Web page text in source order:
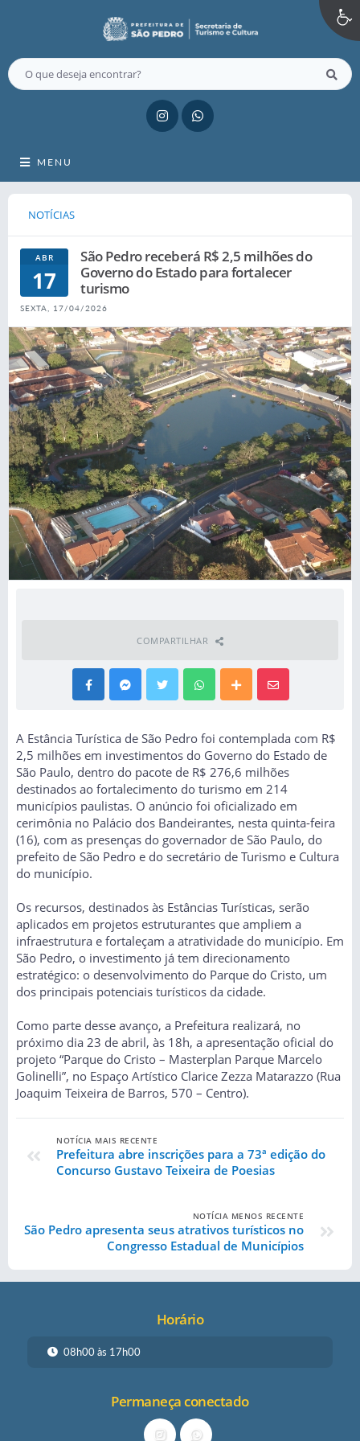
MENU
NOTÍCIAS
ABR
17
São Pedro receberá R$ 2,5 milhões do
Governo do Estado para fortalecer
turismo
SEXTA, 17/04/2026
COMPARTILHAR
A Estância Turística de São Pedro foi contemplada com R$
2,5 milhões em investimentos do Governo do Estado de
São Paulo, dentro do pacote de R$ 276,6 milhões
destinados ao fortalecimento do turismo em 214
municípios paulistas. O anúncio foi oficializado em
cerimônia no Palácio dos Bandeirantes, nesta quinta-feira
(16), com as presenças do governador de São Paulo, do
prefeito de São Pedro e do secretário de Turismo e Cultura
do município.
Os recursos, destinados às Estâncias Turísticas, serão
aplicados em projetos estruturantes que ampliem a
infraestrutura e fortaleçam a atratividade do município. Em
São Pedro, o investimento já tem direcionamento
estratégico: o desenvolvimento do Parque do Cristo, um
dos principais potenciais turísticos da cidade.
Como parte desse avanço, a Prefeitura realizará, no
próximo dia 23 de abril, às 18h, a apresentação oficial do
projeto “Parque do Cristo – Masterplan Parque Marcelo
Golinelli”, no Espaço Artístico Clarice Zezza Matarazzo (Rua
Joaquim Teixeira de Barros, 570 – Centro).
NOTÍCIA MAIS RECENTE
Prefeitura abre inscrições para a 73ª edição do
Concurso Gustavo Teixeira de Poesias
NOTÍCIA MENOS RECENTE
São Pedro apresenta seus atrativos turísticos no
Congresso Estadual de Municípios
Horário
08h00 às 17h00
Permaneça conectado